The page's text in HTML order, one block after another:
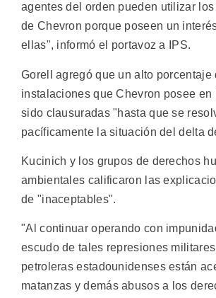
agentes del orden pueden utilizar
de Chevron porque poseen un
ellas", informó el portavoz a IPS.
Gorell agregó que un alto porcentaje
instalaciones que Chevron posee en
sido clausuradas "hasta que se
pacíficamente la situación del delta
Kucinich y los grupos de derechos
ambientales calificaron las
de "inaceptables".
"Al continuar operando con
escudo de tales represiones
petroleras estadounidenses están
matanzas y demás abusos a los